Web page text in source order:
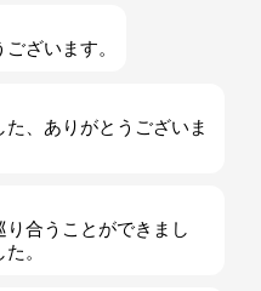
ざいます。
、ありがとうございま
り合うことができまし
。